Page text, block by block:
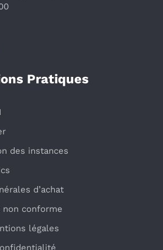
Pratiques
des instances
d’achat
conforme
légales